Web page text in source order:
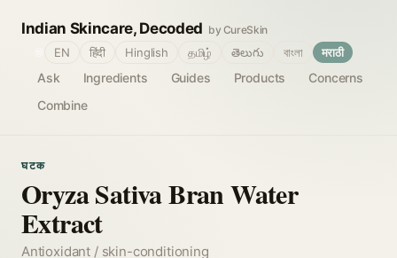
Indian Skincare, Decoded by CureSkin
Ask Ingredients Guides Products
Concerns
Combine
EN हिंदी Hinglish தமிழ் తెలుగు বাংলা मराठी
घटक
Oryza Sativa Bran Water
Extract
Antioxidant / skin-conditioning